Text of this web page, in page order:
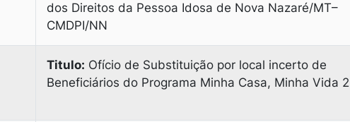
dos Direitos da Pessoa Idosa de Nova Nazaré/MT–
CMDPI/NN
Titulo: Ofício de Substituição por local incerto de
Beneficiários do Programa Minha Casa, Minha Vida 2